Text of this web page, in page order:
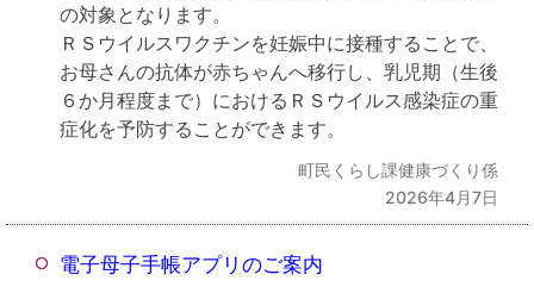
の対象となります。
ＲＳウイルスワクチンを妊娠中に接種することで、
お母さんの抗体が赤ちゃんへ移行し、乳児期（生後
６か月程度まで）におけるＲＳウイルス感染症の重
症化を予防することができます。
町民くらし課健康づくり係
2026年4月7日
電子母子手帳アプリのご案内